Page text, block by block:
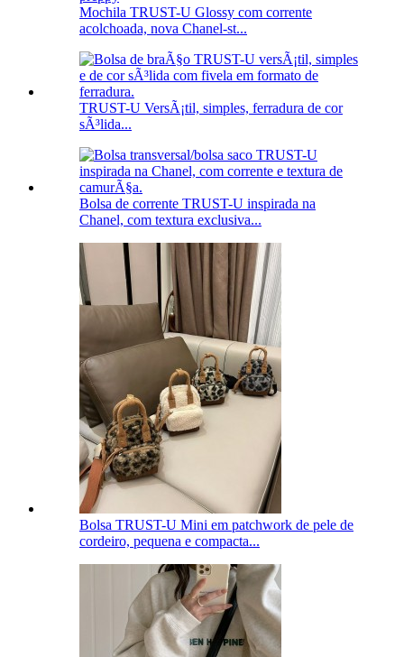
Mochila TRUST-U Glossy com corrente
acolchoada, nova Chanel-st...
TRUST-U VersÃ¡til, simples, ferradura de cor
sÃ³lida...
Bolsa de corrente TRUST-U inspirada na
Chanel, com textura exclusiva...
Bolsa TRUST-U Mini em patchwork de pele de
cordeiro, pequena e compacta...